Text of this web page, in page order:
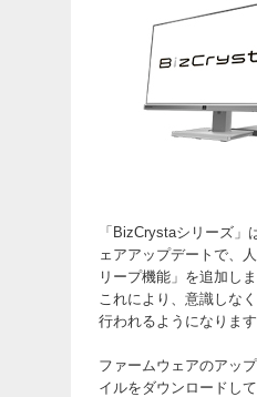
「BizCrystaシリーズ」
ェアアップデートで、
リープ機能」を追加しま
これにより、意識しな
行われるようになります
ファームウェアのアッ
イルをダウンロードし